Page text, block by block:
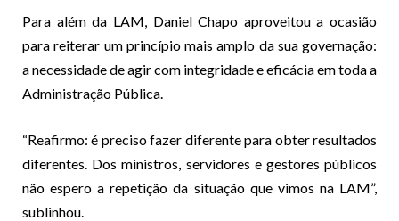
Para além da LAM, Daniel Chapo aproveitou a ocasião
para reiterar um princípio mais amplo da sua governação:
a necessidade de agir com integridade e eficácia em toda a
Administração Pública.
“Reafirmo: é preciso fazer diferente para obter resultados
diferentes. Dos ministros, servidores e gestores públicos
não espero a repetição da situação que vimos na LAM”,
sublinhou.